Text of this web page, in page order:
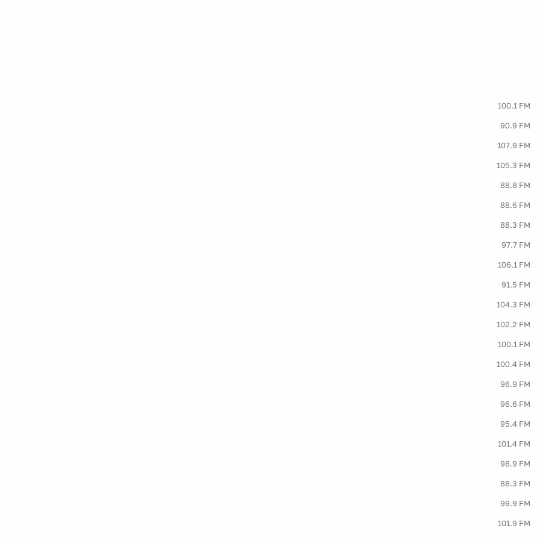
100.1 FM
90.9 FM
107.9 FM
105.3 FM
88.8 FM
88.6 FM
88.3 FM
97.7 FM
106.1 FM
91.5 FM
104.3 FM
102.2 FM
100.1 FM
100.4 FM
96.9 FM
96.6 FM
95.4 FM
101.4 FM
98.9 FM
88.3 FM
99.9 FM
101.9 FM